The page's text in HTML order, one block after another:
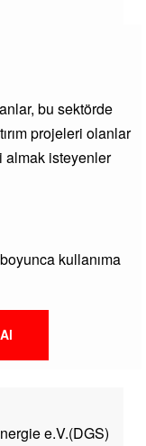
bu sektörde
projeleri olanlar
almak isteyenler
kullanıma
e.V.(DGS)